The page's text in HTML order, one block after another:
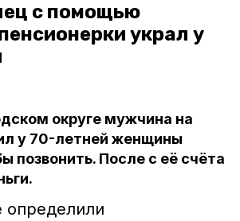
с помощью
украл у
округе мужчина на
у 70-летней женщины
позвонить. После с её счёта
определили